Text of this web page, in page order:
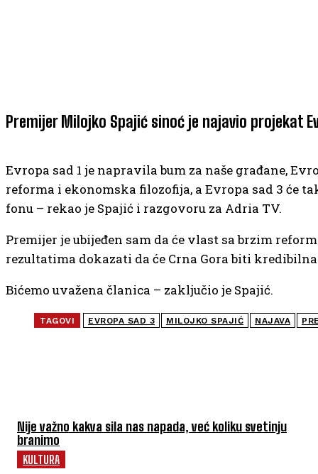
Nije važno kakva sila nas napada, već koliku svetinju
branimo
KULTURA
Premijer Milojko Spajić sinoć je najavio projekat
Evropa sad 1 je napravila bum za naše građane,
reforma i ekonomska filozofija, a Evropa sad 3 će
fonu – rekao je Spajić i razgovoru za Adria TV.
Premijer je ubijeđen sam da će vlast sa brzim
rezultatima dokazati da će Crna Gora biti
Bićemo uvažena članica – zaključio je Spajić.
TAGOVI EVROPA SAD 3 MILOJKO SPAJIĆ NAJAVA